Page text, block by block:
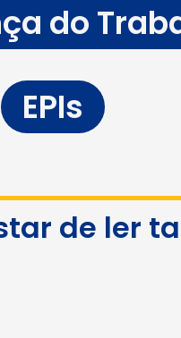
do
EPIs
de ler